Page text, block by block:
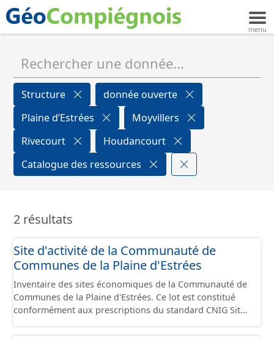
Structure
donnée ouverte
Plaine d’Estrées
Moyvillers
Rivecourt
Houdancourt
Catalogue des ressources
2 résultats
Site d'activité de la Communauté de
Communes de la Plaine d'Estrées
Inventaire des sites économiques de la Communauté de
Communes de la Plaine d'Estrées. Ce lot est constitué
conformément aux prescriptions du standard CNIG Sites